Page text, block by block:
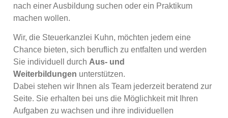
nach einer Ausbildung suchen oder ein Praktikum
machen wollen.
Wir, die Steuerkanzlei Kuhn, möchten jedem eine
Chance bieten, sich beruflich zu entfalten und werden
Sie individuell durch Aus- und
Weiterbildungen unterstützen.
Dabei stehen wir Ihnen als Team jederzeit beratend zur
Seite. Sie erhalten bei uns die Möglichkeit mit Ihren
Aufgaben zu wachsen und ihre individuellen